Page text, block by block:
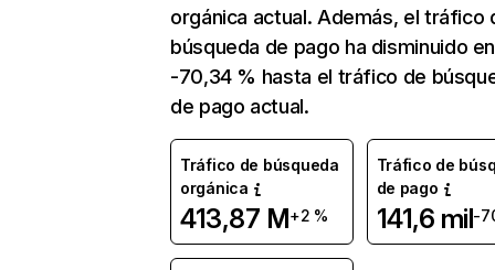
orgánica actual. Además, el tráfico
búsqueda de pago ha disminuido en
-70,34 % hasta el tráfico de
de pago actual.
Tráfico de búsqueda
orgánica
413,87 M+2 %
Tráfico de
de pago
141,6 mil-